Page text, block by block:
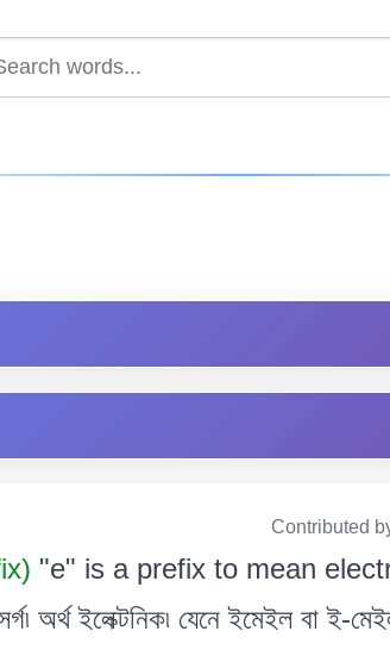
Contributed
"e" is a prefix to mean
অৰ্থ ইলেক্টনিক৷ যেনে ইমেইল বা ই-